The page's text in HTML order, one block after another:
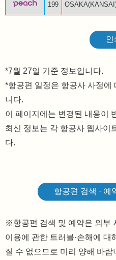
199
인
7월 27일 기준 정보입니다.
*항공편 일정은 항공사 사정에
니다.
이 페이지에는 변경된 내용이
최신 정보는 각 항공사 웹사이
다.
항공편 검색 · 예
※항공편 검색 및 예약은 외부
이용에 관한 트러블·손해에
질 수 없으므로 미리 양해 바랍